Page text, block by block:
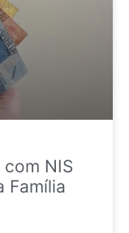
NIS
Família